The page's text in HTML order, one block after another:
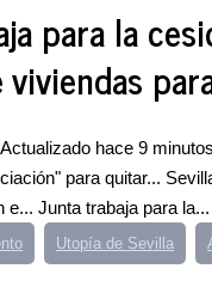
para la
hace 9
para quitar...
e... Junta trabaja para la...
Utopía de Sevilla